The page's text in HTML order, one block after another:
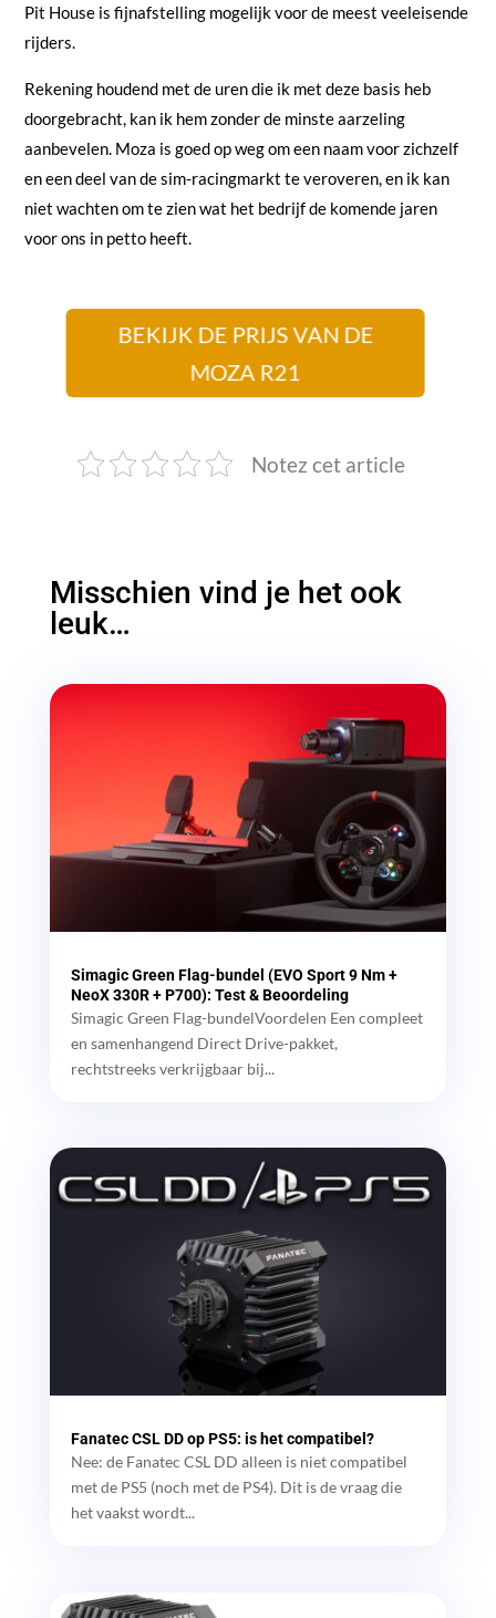
Pit House is fijnafstelling mogelijk voor de meest veeleisende
rijders.
Rekening houdend met de uren die ik met deze basis heb
doorgebracht, kan ik hem zonder de minste aarzeling
aanbevelen. Moza is goed op weg om een naam voor zichzelf
en een deel van de sim-racingmarkt te veroveren, en ik kan
niet wachten om te zien wat het bedrijf de komende jaren
voor ons in petto heeft.
BEKIJK DE PRIJS VAN DE
MOZA R21
Notez cet article
Misschien vind je het ook
leuk…
Simagic Green Flag-bundel (EVO Sport 9 Nm +
NeoX 330R + P700): Test & Beoordeling
Simagic Green Flag-bundelVoordelen Een compleet
en samenhangend Direct Drive-pakket,
rechtstreeks verkrijgbaar bij...
Fanatec CSL DD op PS5: is het compatibel?
Nee: de Fanatec CSL DD alleen is niet compatibel
met de PS5 (noch met de PS4). Dit is de vraag die
het vaakst wordt...